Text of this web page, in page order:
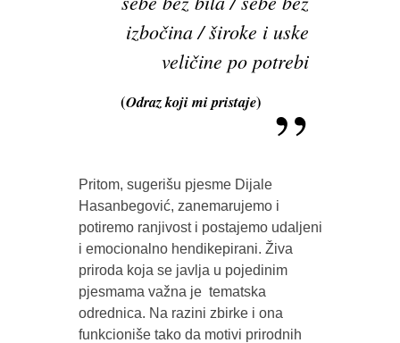
izbočina / široke i uske
veličine po potrebi
(Odraz koji mi pristaje)
Pritom, sugerišu pjesme Dijale
Hasanbegović, zanemarujemo i
potiremo ranjivost i postajemo udaljeni
i emocionalno hendikepirani. Živa
priroda koja se javlja u pojedinim
pjesmama važna je tematska
odrednica. Na razini zbirke i ona
funkcioniše tako da motivi prirodnih